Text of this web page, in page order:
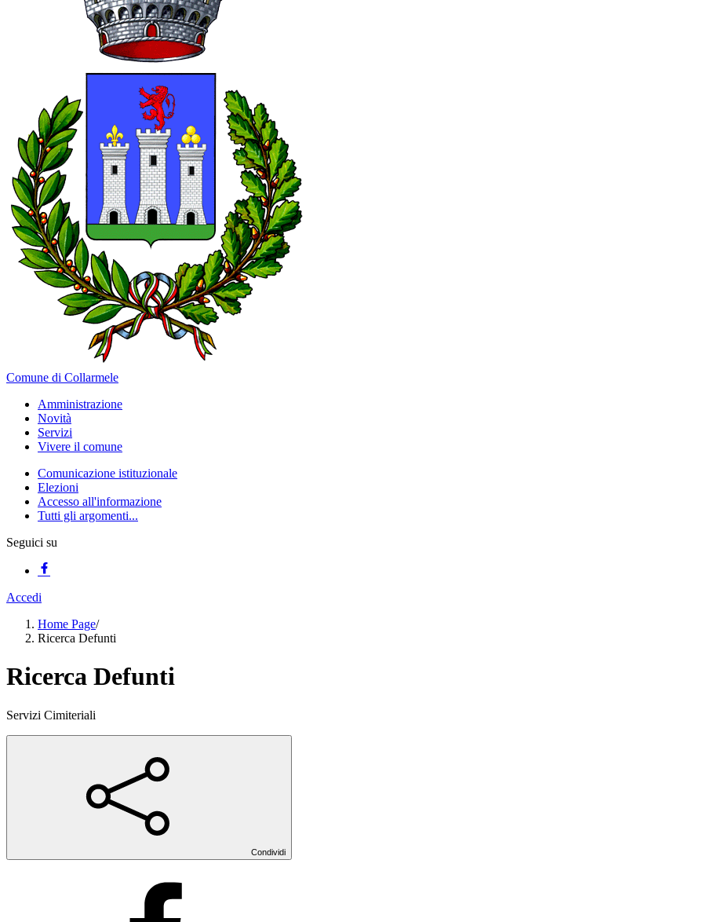
Comune di Collarmele
Amministrazione
Novità
Servizi
Vivere il comune
Comunicazione istituzionale
Elezioni
Accesso all'informazione
Tutti gli argomenti...
Seguici su
Accedi
Home Page/
Ricerca Defunti
Ricerca Defunti
Servizi Cimiteriali
Condividi